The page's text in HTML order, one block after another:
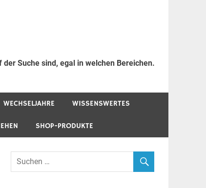
Suche sind, egal in welchen Bereichen.
WECHSELJAHRE WISSENSWERTES
SHOP-PRODUKTE